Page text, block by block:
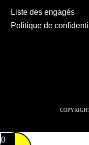
Liste des engagés
Politique de
0